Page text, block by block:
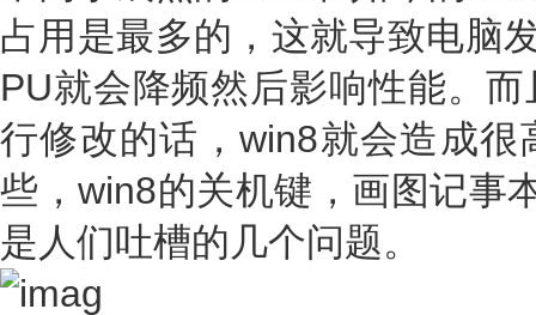
占用是最多的，这就导致电脑
PU就会降频然后影响性能。
行修改的话，win8就会造成
些，win8的关机键，画图记事
是人们吐槽的几个问题。